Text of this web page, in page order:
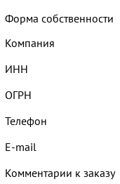
Форма собственности
Компания
ИНН
ОГРН
Телефон
E-mail
Комментарии к заказу